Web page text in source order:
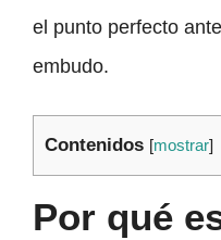
el punto perfecto
embudo.
Contenidos [mostrar]
Por qué